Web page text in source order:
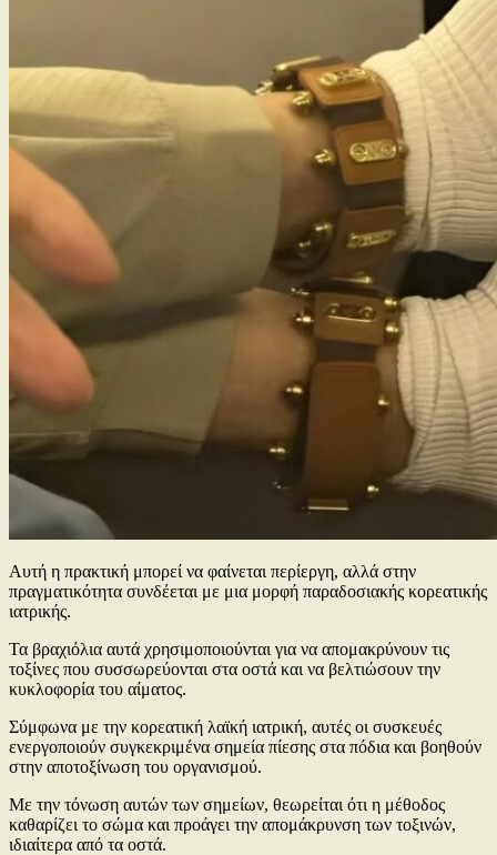
Αυτή η πρακτική μπορεί να φαίνεται περίεργη, αλλά στην
πραγματικότητα συνδέεται με μια μορφή παραδοσιακής κορεατικής
ιατρικής.
Τα βραχιόλια αυτά χρησιμοποιούνται για να απομακρύνουν τις
τοξίνες που συσσωρεύονται στα οστά και να βελτιώσουν την
κυκλοφορία του αίματος.
Σύμφωνα με την κορεατική λαϊκή ιατρική, αυτές οι συσκευές
ενεργοποιούν συγκεκριμένα σημεία πίεσης στα πόδια και βοηθούν
στην αποτοξίνωση του οργανισμού.
Με την τόνωση αυτών των σημείων, θεωρείται ότι η μέθοδος
καθαρίζει το σώμα και προάγει την απομάκρυνση των τοξινών,
ιδιαίτερα από τα οστά.